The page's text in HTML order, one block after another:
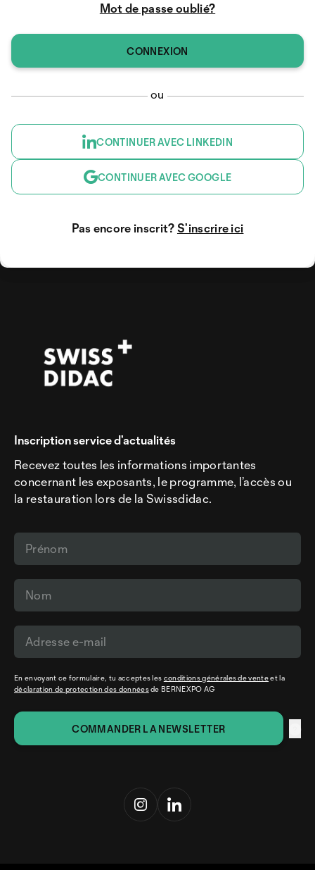
Mot de passe oublié?
ou
CONTINUER AVEC LINKEDIN
CONTINUER AVEC GOOGLE
Pas encore inscrit?S’inscrire ici
Inscription service d’actualités
Recevez toutes les informations importantes
concernant les exposants, le programme, l’accès ou
la restauration lors de la Swissdidac.
En envoyant ce formulaire, tu acceptes les conditions générales de venteet la
déclaration de protection des donnéesde BERNEXPO AG